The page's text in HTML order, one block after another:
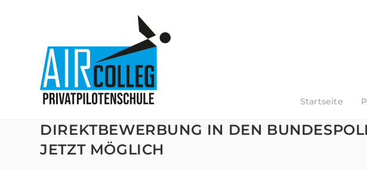
Startseite
DIREKTBEWERBUNG IN DEN
JETZT MÖGLICH